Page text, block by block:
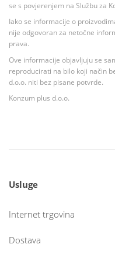
se s povjerenjem na Službu za
Iako se informacije o
nije odgovoran za netočne
prava.
Ove informacije objavljuju se
reproducirati na bilo koji način
d.o.o. niti bez pisane potvrde.
Konzum plus d.o.o.
Usluge
Internet trgovina
Dostava